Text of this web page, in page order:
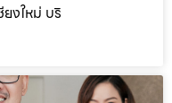
งใหม่ บริ